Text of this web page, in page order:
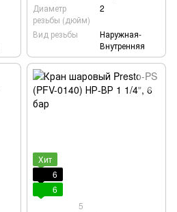
Диаметр
резьбы (дюйм)
2
Вид резьбы
Наружная-
Внутренняя
Хит
6
6
5